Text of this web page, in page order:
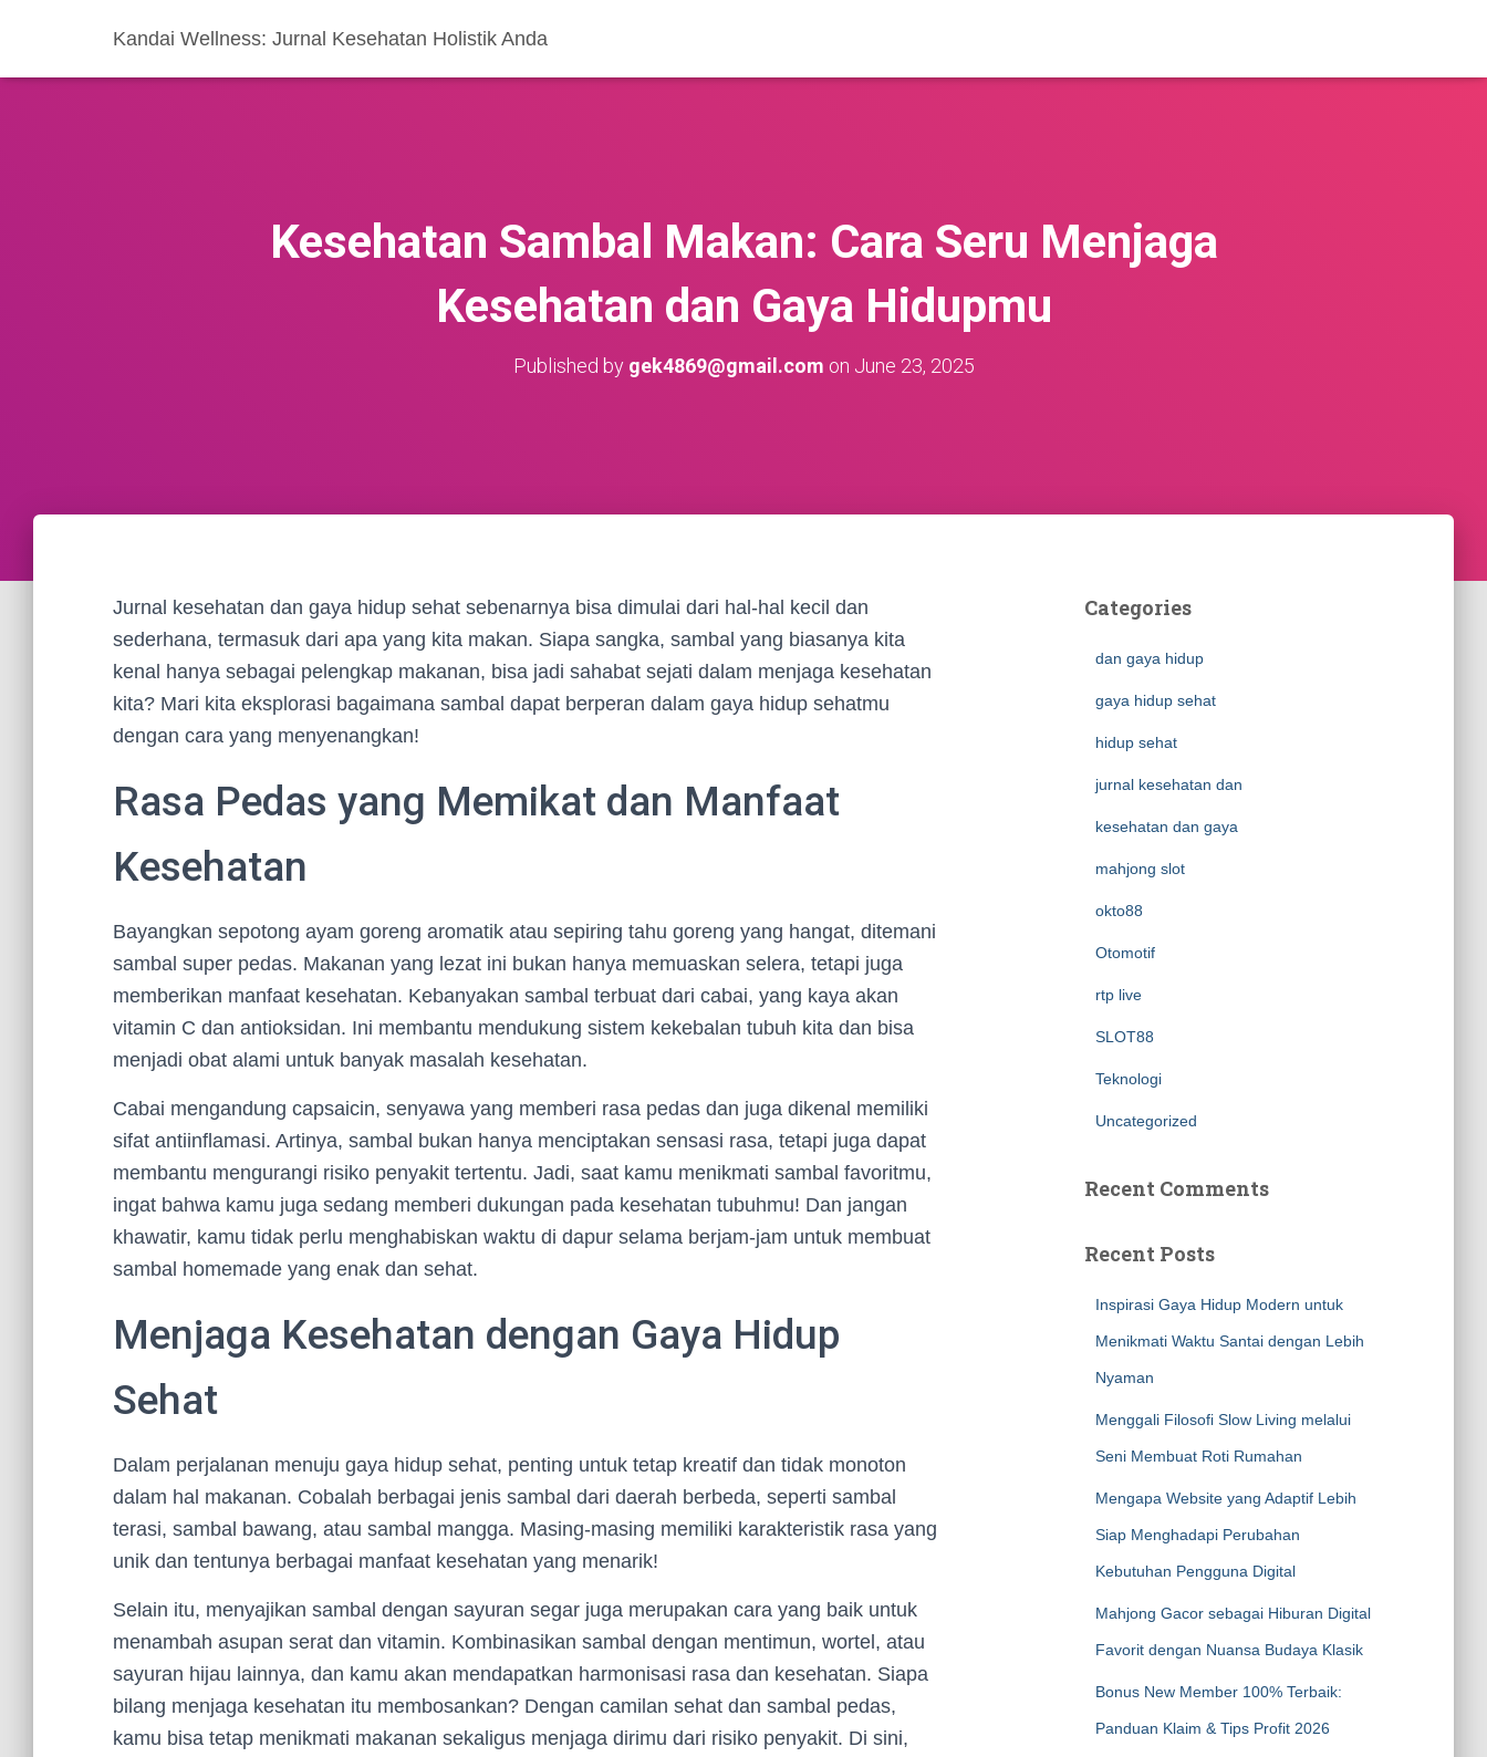
Kandai Wellness: Jurnal Kesehatan Holistik Anda
Kesehatan Sambal Makan: Cara Seru Menjaga
Kesehatan dan Gaya Hidupmu
Published by gek4869@gmail.com on June 23, 2025
Jurnal kesehatan dan gaya hidup sehat sebenarnya bisa dimulai dari hal-hal kecil dan
sederhana, termasuk dari apa yang kita makan. Siapa sangka, sambal yang biasanya kita
kenal hanya sebagai pelengkap makanan, bisa jadi sahabat sejati dalam menjaga kesehatan
kita? Mari kita eksplorasi bagaimana sambal dapat berperan dalam gaya hidup sehatmu
dengan cara yang menyenangkan!
Rasa Pedas yang Memikat dan Manfaat
Kesehatan
Bayangkan sepotong ayam goreng aromatik atau sepiring tahu goreng yang hangat, ditemani
sambal super pedas. Makanan yang lezat ini bukan hanya memuaskan selera, tetapi juga
memberikan manfaat kesehatan. Kebanyakan sambal terbuat dari cabai, yang kaya akan
vitamin C dan antioksidan. Ini membantu mendukung sistem kekebalan tubuh kita dan bisa
menjadi obat alami untuk banyak masalah kesehatan.
Cabai mengandung capsaicin, senyawa yang memberi rasa pedas dan juga dikenal memiliki
sifat antiinflamasi. Artinya, sambal bukan hanya menciptakan sensasi rasa, tetapi juga dapat
membantu mengurangi risiko penyakit tertentu. Jadi, saat kamu menikmati sambal favoritmu,
ingat bahwa kamu juga sedang memberi dukungan pada kesehatan tubuhmu! Dan jangan
khawatir, kamu tidak perlu menghabiskan waktu di dapur selama berjam-jam untuk membuat
sambal homemade yang enak dan sehat.
Menjaga Kesehatan dengan Gaya Hidup
Sehat
Dalam perjalanan menuju gaya hidup sehat, penting untuk tetap kreatif dan tidak monoton
dalam hal makanan. Cobalah berbagai jenis sambal dari daerah berbeda, seperti sambal
terasi, sambal bawang, atau sambal mangga. Masing-masing memiliki karakteristik rasa yang
unik dan tentunya berbagai manfaat kesehatan yang menarik!
Selain itu, menyajikan sambal dengan sayuran segar juga merupakan cara yang baik untuk
menambah asupan serat dan vitamin. Kombinasikan sambal dengan mentimun, wortel, atau
sayuran hijau lainnya, dan kamu akan mendapatkan harmonisasi rasa dan kesehatan. Siapa
bilang menjaga kesehatan itu membosankan? Dengan camilan sehat dan sambal pedas,
kamu bisa tetap menikmati makanan sekaligus menjaga dirimu dari risiko penyakit. Di sini,
Categories
dan gaya hidup
gaya hidup sehat
hidup sehat
jurnal kesehatan dan
kesehatan dan gaya
mahjong slot
okto88
Otomotif
rtp live
SLOT88
Teknologi
Uncategorized
Recent Comments
Recent Posts
Inspirasi Gaya Hidup Modern untuk
Menikmati Waktu Santai dengan Lebih
Nyaman
Menggali Filosofi Slow Living melalui
Seni Membuat Roti Rumahan
Mengapa Website yang Adaptif Lebih
Siap Menghadapi Perubahan
Kebutuhan Pengguna Digital
Mahjong Gacor sebagai Hiburan Digital
Favorit dengan Nuansa Budaya Klasik
Bonus New Member 100% Terbaik:
Panduan Klaim & Tips Profit 2026